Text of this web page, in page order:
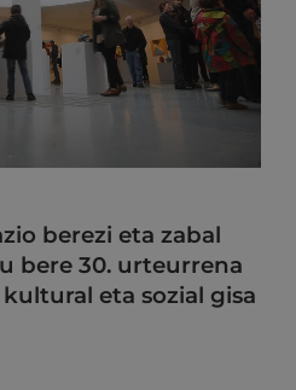
berezi eta zabal
bere 30. urteurrena
eta sozial gisa